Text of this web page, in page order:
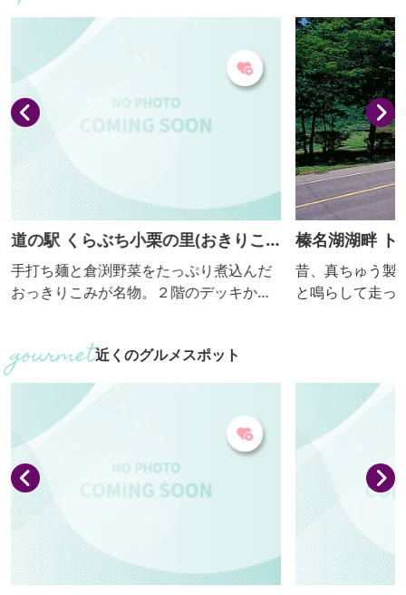
道の駅 くらぶち小栗の里(おきりこ
み)
手打ち麺と倉渕野菜をたっぷり煮込んだ
おっきりこみが名物。２階のデッキから
ブック】 https://www.facebook.com/o
gurinosato/
榛名湖湖畔 ト
昔、真ちゅう製
と鳴らして走っ
より異なります
月10：00～15
近くのグルメスポット